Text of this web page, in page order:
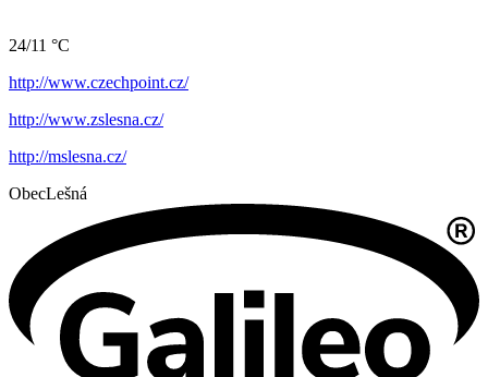
24/11 °C
http://www.czechpoint.cz/
http://www.zslesna.cz/
http://mslesna.cz/
ObecLešná